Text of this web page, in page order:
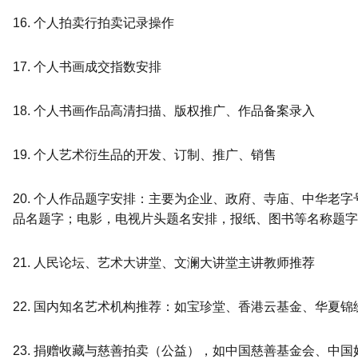
16. 个人拍卖行拍卖记录操作
17. 个人书画成交指数安排
18. 个人书画作品高清扫描、版权推广、作品备案录入
19. 个人艺术衍生品的开发、订制、推广、销售
20. 个人作品题字安排：主要为企业、政府、寺庙、中华老
品名题字；电影，电视片头题名安排，报纸、图书等名称题字
21. 人民论坛、艺术大讲堂、文澜大讲堂主讲教师推荐
22. 国内知名艺术机构推荐：如宝珍堂、香港云基金、华夏
23. 捐赠收藏与慈善拍卖（公益），如中国慈善基金会、中